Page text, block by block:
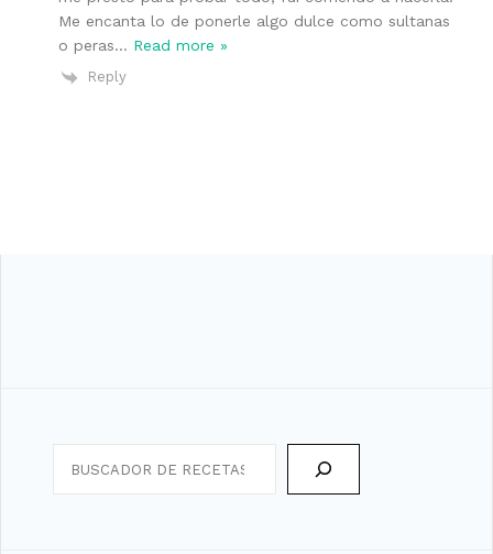
Me encanta lo de ponerle algo dulce como sultanas
o peras… Read more »
Reply